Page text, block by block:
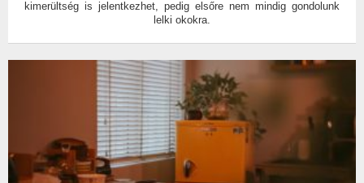
kimerültség is jelentkezhet, pedig elsőre nem mindig gondolunk
lelki okokra.